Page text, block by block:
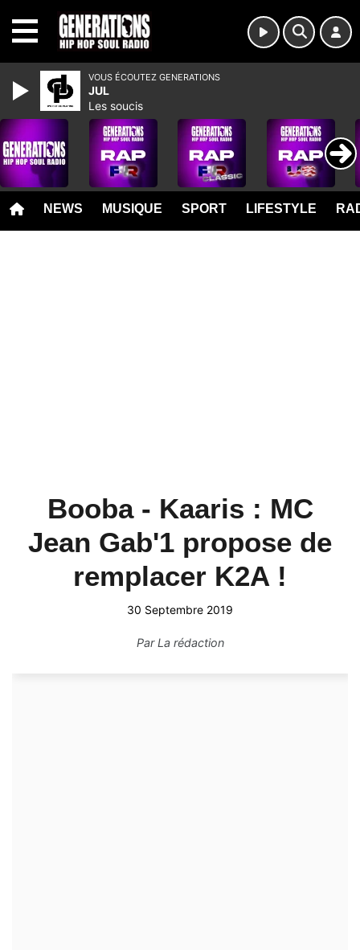
NEWS MUSIQUE SPORT LIFESTYLE
Booba - Kaaris : MC
Jean Gab'1 propose de
remplacer K2A !
30 Septembre 2019
ParLa rédaction
VOUS ÉCOUTEZ GENERATIONS
JUL
Les soucis